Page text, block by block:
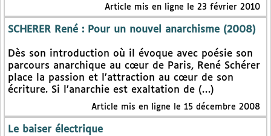
Article mis en ligne le 23 février 2010
SCHERER René : Pour un nouvel anarchisme (2008)
Dès son introduction où il évoque avec poésie son
parcours anarchique au cœur de Paris, René Schérer
place la passion et l’attraction au cœur de son
écriture. Si l’anarchie est exaltation de (…)
Article mis en ligne le 15 décembre 2008
Le baiser électrique